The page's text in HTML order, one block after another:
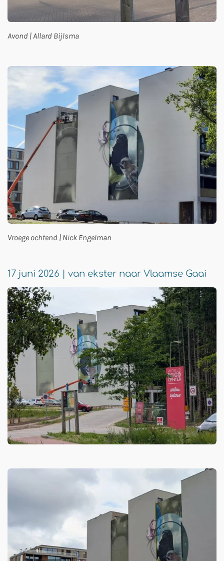
Avond | Allard Bijlsma
Vroege ochtend | Nick Engelman
17 juni 2026 | van ekster naar Vlaamse Gaai